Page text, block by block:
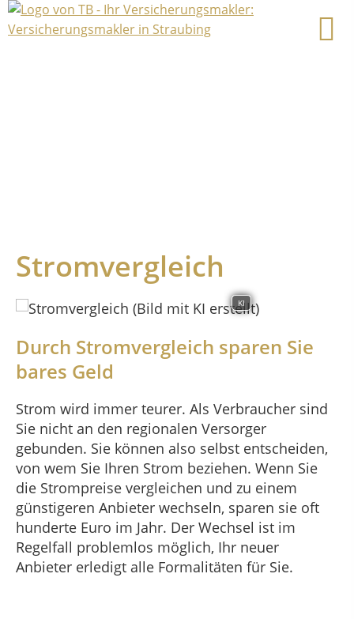
Stromvergleich
KI
Durch Stromvergleich sparen Sie
bares Geld
Strom wird immer teurer. Als Verbraucher sind
Sie nicht an den regionalen Versorger
gebunden. Sie können also selbst entscheiden,
von wem Sie Ihren Strom beziehen. Wenn Sie
die Strompreise vergleichen und zu einem
günstigeren Anbieter wechseln, sparen sie oft
hunderte Euro im Jahr. Der Wechsel ist im
Regelfall problemlos möglich, Ihr neuer
Anbieter erledigt alle Formalitäten für Sie.